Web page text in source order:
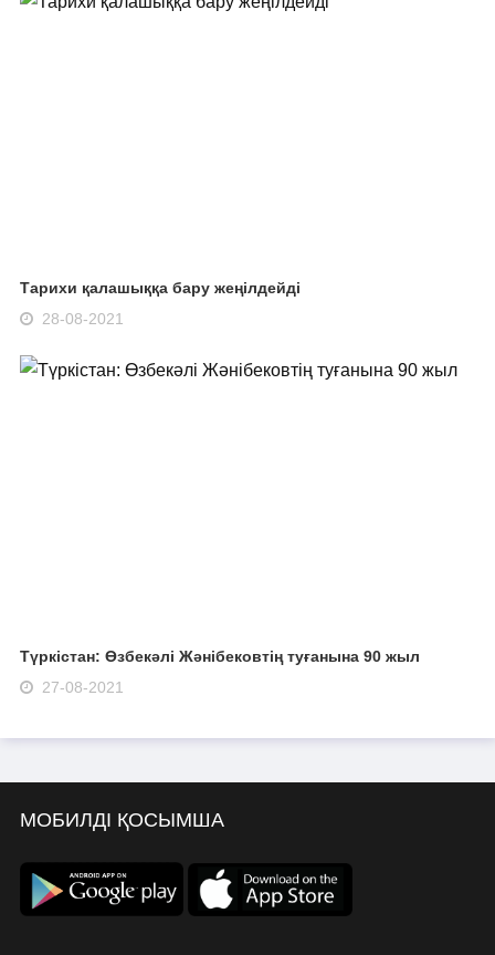
Тарихи қалашыққа бару жеңілдейді
28-08-2021
Түркістан: Өзбекәлі Жәнібековтің туғанына 90 жыл
27-08-2021
МОБИЛДІ ҚОСЫМША